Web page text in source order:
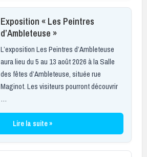
Exposition « Les Peintres
d’Ambleteuse »
L’exposition Les Peintres d’Ambleteuse
aura lieu du 5 au 13 août 2026 à la Salle
des fêtes d’Ambleteuse, située rue
Maginot. Les visiteurs pourront découvrir
…
Lire la suite »